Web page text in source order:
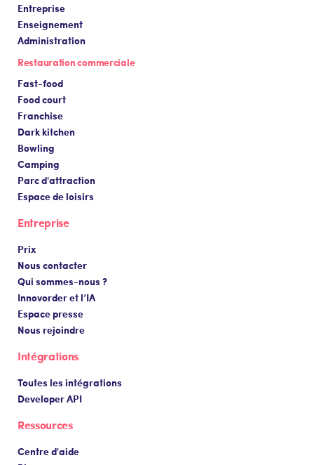
Entreprise
Enseignement
Administration
Restauration commerciale
Fast-food
Food court
Franchise
Dark kitchen
Bowling
Camping
Parc d'attraction
Espace de loisirs
Entreprise
Prix
Nous contacter
Qui sommes-nous ?
Innovorder et l’IA
Espace presse
Nous rejoindre
Intégrations
Toutes les intégrations
Developer API
Ressources
Centre d'aide